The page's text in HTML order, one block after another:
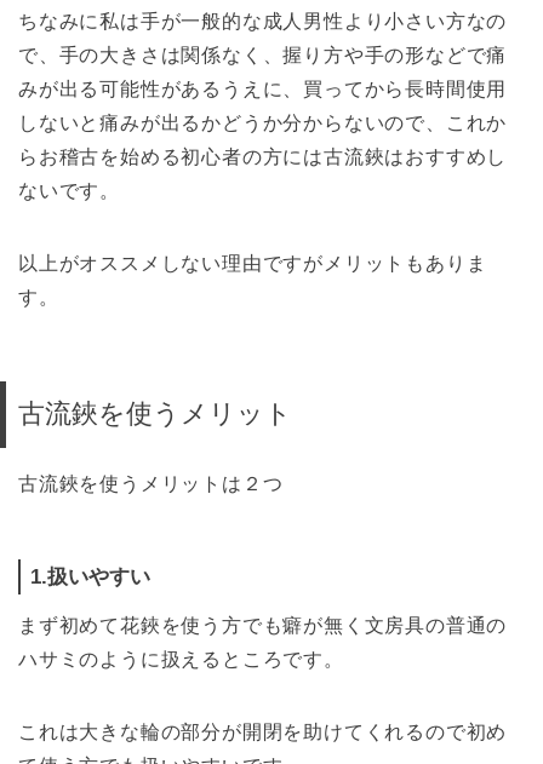
ちなみに私は手が一般的な成人男性より小さい方なの
で、手の大きさは関係なく、握り方や手の形などで痛
みが出る可能性があるうえに、買ってから長時間使用
しないと痛みが出るかどうか分からないので、これか
らお稽古を始める初心者の方には古流鋏はおすすめし
ないです。
以上がオススメしない理由ですがメリットもありま
す。
古流鋏を使うメリット
古流鋏を使うメリットは２つ
1.扱いやすい
まず初めて花鋏を使う方でも癖が無く文房具の普通の
ハサミのように扱えるところです。
これは大きな輪の部分が開閉を助けてくれるので初め